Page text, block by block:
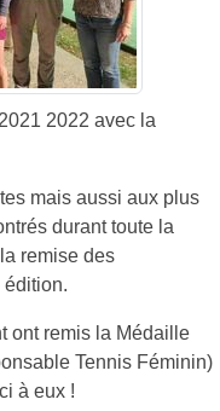
2022 avec la
mais aussi aux plus
durant toute la
remise des
ont remis la Médaille
Tennis Féminin)
à eux !